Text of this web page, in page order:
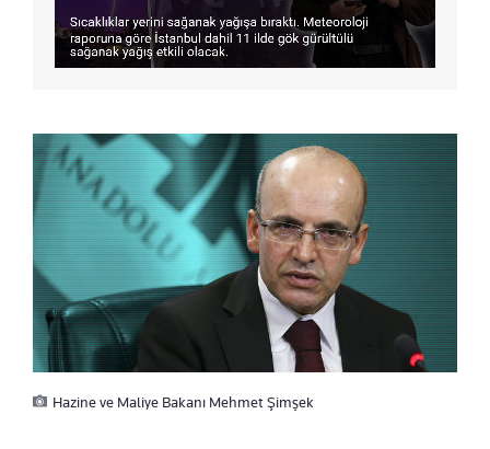
Hazine ve Maliye Bakanı Mehmet Şimşek